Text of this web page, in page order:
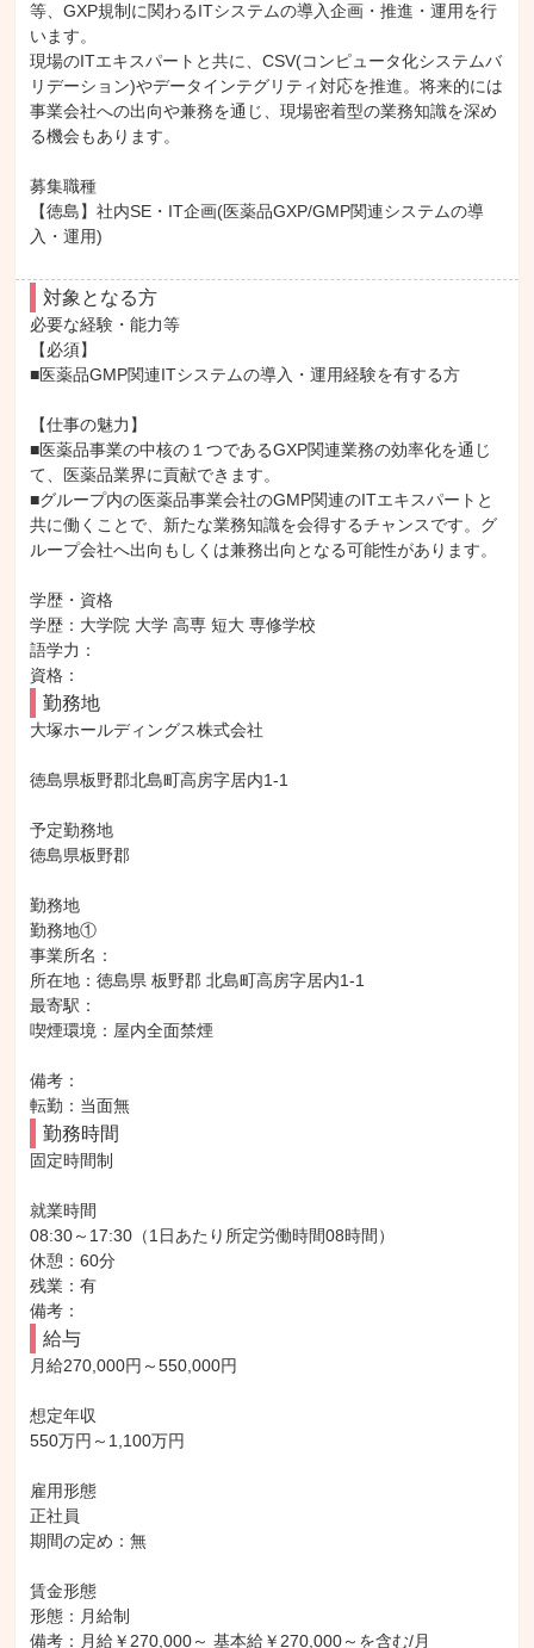
等、GXP規制に関わるITシステムの導入企画・推進・運用を行
います。
現場のITエキスパートと共に、CSV(コンピュータ化システムバ
リデーション)やデータインテグリティ対応を推進。将来的には
事業会社への出向や兼務を通じ、現場密着型の業務知識を深め
る機会もあります。
募集職種
【徳島】社内SE・IT企画(医薬品GXP/GMP関連システムの導
入・運用)
対象となる方
必要な経験・能力等
【必須】
■医薬品GMP関連ITシステムの導入・運用経験を有する方
【仕事の魅力】
■医薬品事業の中核の１つであるGXP関連業務の効率化を通じ
て、医薬品業界に貢献できます。
■グループ内の医薬品事業会社のGMP関連のITエキスパートと
共に働くことで、新たな業務知識を会得するチャンスです。グ
ループ会社へ出向もしくは兼務出向となる可能性があります。
学歴・資格
学歴：大学院 大学 高専 短大 専修学校
語学力：
資格：
勤務地
大塚ホールディングス株式会社
徳島県板野郡北島町高房字居内1-1
予定勤務地
徳島県板野郡
勤務地
勤務地①
事業所名：
所在地：徳島県 板野郡 北島町高房字居内1-1
最寄駅：
喫煙環境：屋内全面禁煙
備考：
転勤：当面無
勤務時間
固定時間制
就業時間
08:30～17:30（1日あたり所定労働時間08時間）
休憩：60分
残業：有
備考：
給与
月給270,000円～550,000円
想定年収
550万円～1,100万円
雇用形態
正社員
期間の定め：無
賃金形態
形態：月給制
備考：月給￥270,000～ 基本給￥270,000～を含む/月